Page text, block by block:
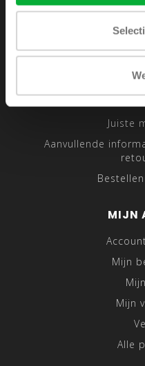
Juiste
Aanvullende
MIJN
Mijn
Mijn
Alle